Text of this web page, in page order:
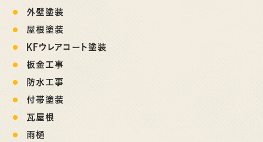
外壁塗装
屋根塗装
KFウレアコート塗装
板金工事
防水工事
付帯塗装
瓦屋根
雨樋